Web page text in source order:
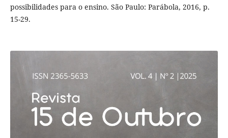
possibilidades para o ensino. São Paulo: Parábola, 2016, p.
15-29.